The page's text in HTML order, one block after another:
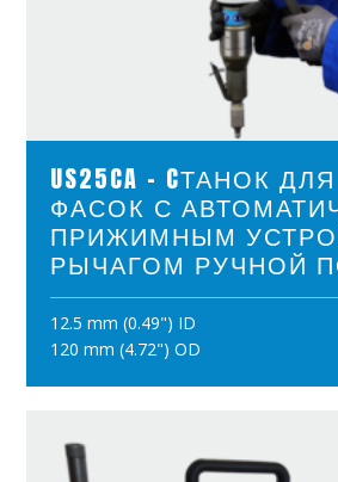
US25CA - CТАНОК
ФАСОК С
ПРИЖИМНЫМ
РЫЧАГОМ РУЧНОЙ
12.5 mm (0.49") ID
120 mm (4.72") OD
ПРОСМОТР
ПОЛОЖИТЪ В